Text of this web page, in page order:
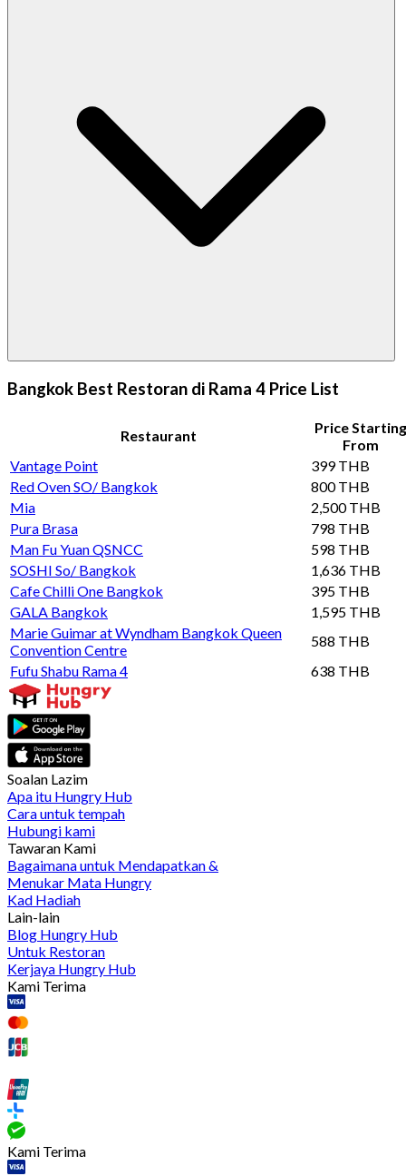
Bangkok Best Restoran di Rama 4 Price List
Restaurant
Price Starting
From
Vantage Point
399 THB
Red Oven SO/ Bangkok
800 THB
Mia
2,500 THB
Pura Brasa
798 THB
Man Fu Yuan QSNCC
598 THB
SOSHI So/ Bangkok
1,636 THB
Cafe Chilli One Bangkok
395 THB
GALA Bangkok
1,595 THB
Marie Guimar at Wyndham Bangkok Queen
Convention Centre
588 THB
Fufu Shabu Rama 4
638 THB
Soalan Lazim
Apa itu Hungry Hub
Cara untuk tempah
Hubungi kami
Tawaran Kami
Bagaimana untuk Mendapatkan &
Menukar Mata Hungry
Kad Hadiah
Lain-lain
Blog Hungry Hub
Untuk Restoran
Kerjaya Hungry Hub
Kami Terima
Kami Terima